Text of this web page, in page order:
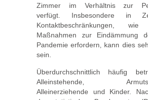
Zimmer im Verhältnis zur
verfügt. Insbesondere in
Kontaktbeschränkungen,
Maßnahmen zur Eindämmung
Pandemie erfordern, kann dies
sein.
Überdurchschnittlich häufig
Alleinstehende,
Alleinerziehende und Kinder.